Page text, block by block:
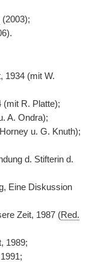
(2003);
1934 (mit W.
(mit R. Platte);
A. Ondra);
u. G. Knuth);
d. Stifterin d.
Eine Diskussion
Zeit, 1987 (Red.
1989;